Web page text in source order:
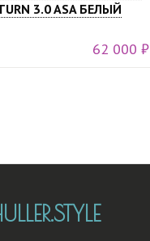
3.0 ASA БЕЛЫЙ
62 000 ₽